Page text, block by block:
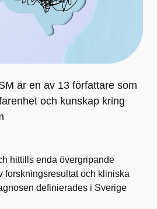
är en av 13 författare som
och kunskap kring
hittills enda övergripande
forskningsresultat och kliniska
definierades i Sverige